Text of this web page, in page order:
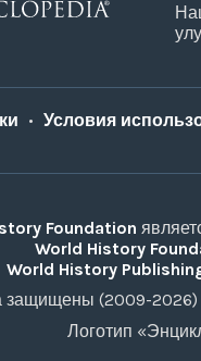
• Условия
Foundation
World History
World History
(2009-2026)
Логотип